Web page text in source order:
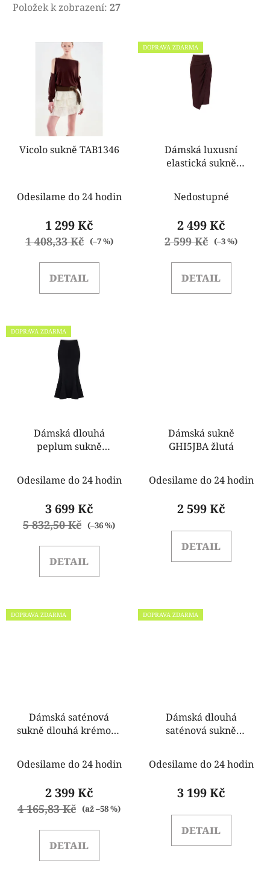
Položek k zobrazení: 27
Vicolo sukně TAB1346
Odesilame do 24 hodin
1 299 Kč
1 408,33 Kč (–7 %)
DETAIL
DOPRAVA ZDARMA
Dámská luxusní
elastická sukně
CFC0123489003 mocca
mouse
Nedostupné
2 499 Kč
2 599 Kč (–3 %)
DETAIL
DOPRAVA ZDARMA
Dámská dlouhá
peplum sukně
cfc0121278003
Odesilame do 24 hodin
3 699 Kč
5 832,50 Kč (–36 %)
DETAIL
Dámská sukně
GHI5JBA žlutá
Odesilame do 24 hodin
2 599 Kč
DETAIL
DOPRAVA ZDARMA
Dámská saténová
sukně dlouhá krémová
CFC0120509003
Odesilame do 24 hodin
2 399 Kč
4 165,83 Kč (až –58 %)
DETAIL
DOPRAVA ZDARMA
Dámská dlouhá
saténová sukně
CFC0119309003
růžová
Odesilame do 24 hodin
3 199 Kč
DETAIL